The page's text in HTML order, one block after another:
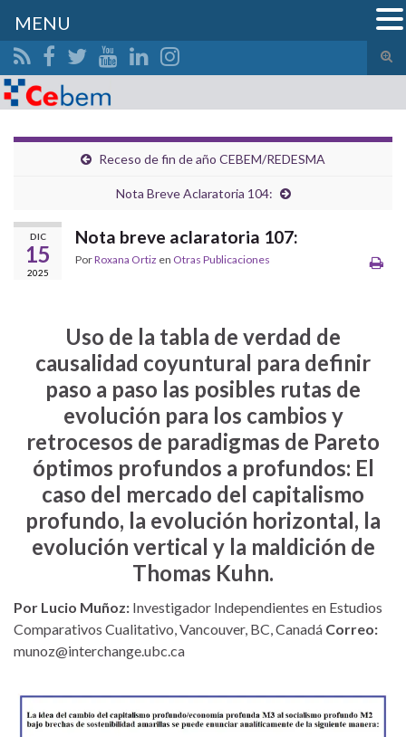
el
Search for:
Receso de fin de año CEBEM/REDESMA
Nota Breve Aclaratoria 104:
DIC
15
2025
Nota breve aclaratoria 107:
PorRoxana Ortiz en Otras Publicaciones
Uso de la tabla de verdad de
causalidad coyuntural para definir
paso a paso las posibles rutas de
evolución para los cambios y
retrocesos de paradigmas de Pareto
óptimos profundos a profundos: El
caso del mercado del capitalismo
profundo, la evolución horizontal, la
evolución vertical y la maldición de
Thomas Kuhn.
Por Lucio Muñoz: Investigador Independientes en Estudios
Comparativos Cualitativo, Vancouver, BC, Canadá Correo:
munoz@interchange.ubc.ca
MENU